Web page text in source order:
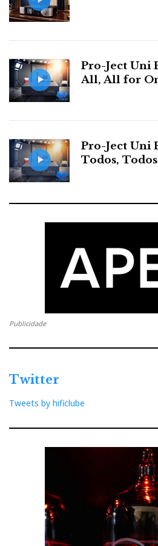
e
t
Pro-Ject Uni
All, All for
Pro-Ject Uni
Todos,
Publicidade
Twitter
Tweets by hificlube